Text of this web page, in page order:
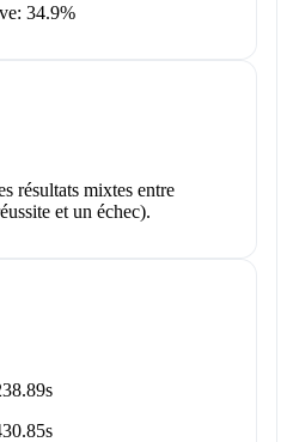
34.9%
résultats mixtes entre
et un échec).